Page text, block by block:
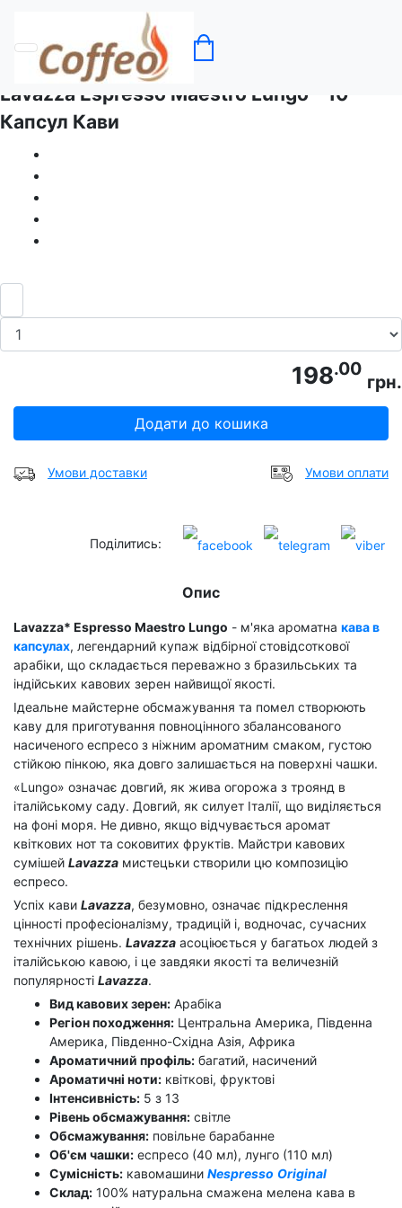
Кава в капсулах Lavazza
Lavazza Espresso Maestro Lungo - 10
Капсул Кави
198.00
грн.
Додати до кошика
Умови доставки Умови оплати
Поділитись:
Опис
Lavazza* Espresso Maestro Lungo - м'яка ароматна кава в
капсулах, легендарний купаж відбірної стовідсоткової
арабіки, що складається переважно з бразильських та
індійських кавових зерен найвищої якості.
Ідеальне майстерне обсмажування та помел створюють
каву для приготування повноцінного збалансованого
насиченого еспресо з ніжним ароматним смаком, густою
стійкою пінкою, яка довго залишається на поверхні чашки.
«Lungo» означає довгий, як жива огорожа з троянд в
італійському саду. Довгий, як силует Італії, що виділяється
на фоні моря. Не дивно, якщо відчувається аромат
квіткових нот та соковитих фруктів. Майстри кавових
сумішей Lavazza мистецьки створили цю композицію
еспресо.
Успіх кави Lavazza, безумовно, означає підкреслення
цінності професіоналізму, традицій і, водночас, сучасних
технічних рішень. Lavazza асоціюється у багатьох людей з
італійською кавою, і це завдяки якості та величезній
популярності Lavazza.
Вид кавових зерен: Арабіка
Регіон походження: Центральна Америка, Південна
Америка, Південно-Східна Азія, Африка
Ароматичний профіль: багатий, насичений
Ароматичні ноти: квіткові, фруктові
Інтенсивність: 5 з 13
Рівень обсмажування: світле
Обсмажування: повільне барабанне
Об'єм чашки: еспресо (40 мл), лунго (110 мл)
Сумісність: кавомашини Nespresso Original
Склад: 100% натуральна смажена мелена кава в